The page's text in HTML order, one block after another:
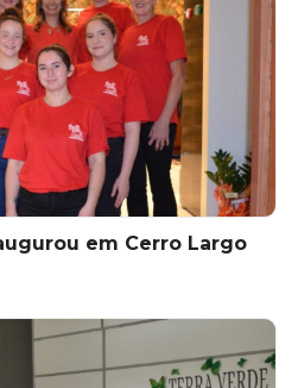
em Cerro Largo